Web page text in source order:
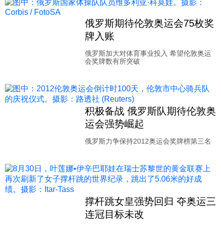
俄罗斯期待伦敦奥运会75枚奖
牌入账
俄罗斯加大对体育事业投入 希望伦敦奥运
会奖牌数有所突破
积极备战 俄罗斯队期待伦敦奥
运会强势崛起
俄罗斯力争保持2012奥运会奖牌榜第三名
撑杆跳女皇强势回归 夺奥运三
连冠目标未改